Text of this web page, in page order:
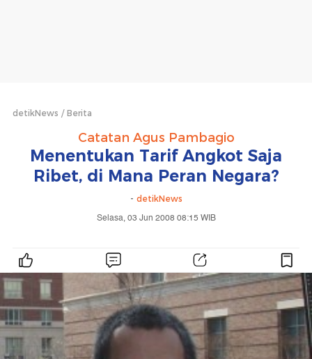
detikNews Berita
Catatan Agus Pambagio
Menentukan Tarif Angkot Saja
Ribet, di Mana Peran Negara?
- detikNews
Selasa, 03 Jun 2008 08:15 WIB